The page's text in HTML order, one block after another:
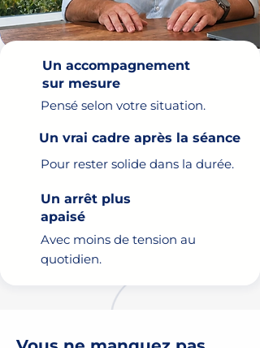
Un accompagnement
sur mesure
Pensé selon votre situation.
Un vrai cadre après la séance
Pour rester solide dans la durée.
Un arrêt plus
apaisé
Avec moins de tension au
quotidien.